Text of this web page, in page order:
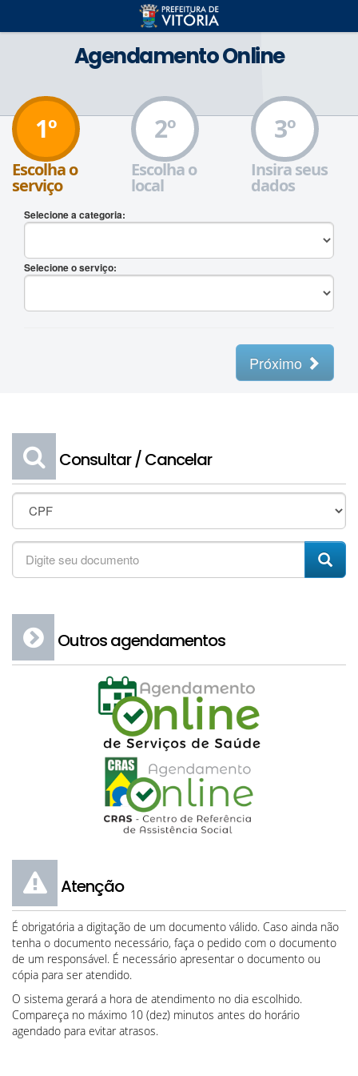
Agendamento Online
1º
Escolha o
serviço
2º
Escolha o
local
3º
Insira seus
dados
Selecione a categoria:
Selecione o serviço:
Próximo
Consultar / Cancelar
Escolha
documento
Digite
número:
Outros agendamentos
Atenção
É obrigatória a digitação de um documento válido. Caso ainda não
tenha o documento necessário, faça o pedido com o documento
de um responsável. É necessário apresentar o documento ou
cópia para ser atendido.
O sistema gerará a hora de atendimento no dia escolhido.
Compareça no máximo 10 (dez) minutos antes do horário
agendado para evitar atrasos.